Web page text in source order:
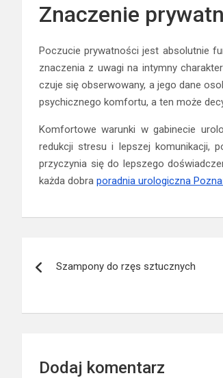
Znaczenie
Poczucie prywatności jest absolutnie
znaczenia z uwagi na intymny
czuje się obserwowany, a jego dane
psychicznego komfortu, a ten może
Komfortowe warunki w gabinecie
redukcji stresu i lepszej komunikacji,
przyczynia się do lepszego
każda dobra poradnia urologiczna
wpisuSzampony do rzęs sztucznych
Dodaj komentarz